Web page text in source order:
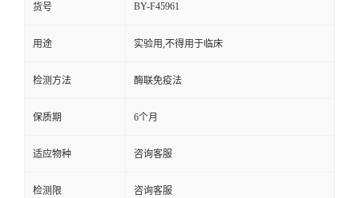
货号 BY-F45961
用途 实验用,不得用于临床
检测方法 酶联免疫法
保质期 6个月
适应物种 咨询客服
检测限 咨询客服